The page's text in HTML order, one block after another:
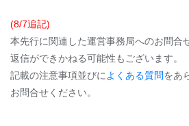
(8/7追記)
本先行に関連した運営事務局へのお問合
返信ができかねる可能性もございます。
記載の注意事項並びに よくある質問をあ
お問合せください。